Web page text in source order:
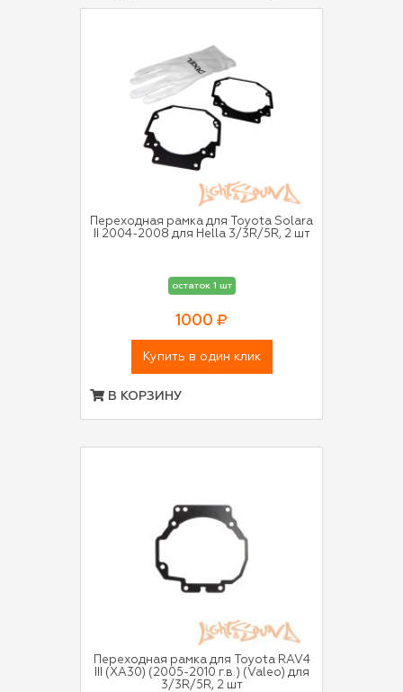
Переходная рамка для Toyota Solara
II 2004-2008 для Hella 3/3R/5R, 2 шт
остаток 1 шт
1000 ₽
Купить в один клик
В КОРЗИНУ
Переходная рамка для Toyota RAV4
III (XA30) (2005-2010 г.в.) (Valeo) для
3/3R/5R, 2 шт